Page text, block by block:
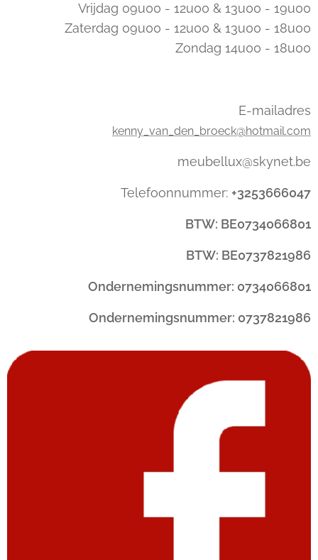
Vrijdag 09u00 - 12u00 & 13u00 - 19u00
Zaterdag 09u00 - 12u00 & 13u00 - 18u00
Zondag 14u00 - 18u00
E-mailadres
kenny_van_den_broeck@hotmail.com
meubellux@skynet.be
Telefoonnummer: +3253666047
BTW: BE0734066801
BTW: BE0737821986
Ondernemingsnummer: 0734066801
Ondernemingsnummer: 0737821986